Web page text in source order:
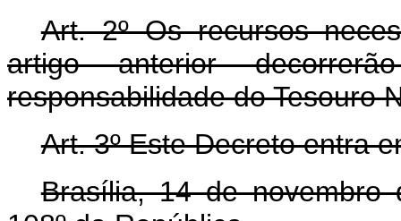
Art. 2º Os recursos
artigo anterior
responsabilidade do Tesouro
Art. 3º Este Decreto entra
Brasília, 14 de novembro